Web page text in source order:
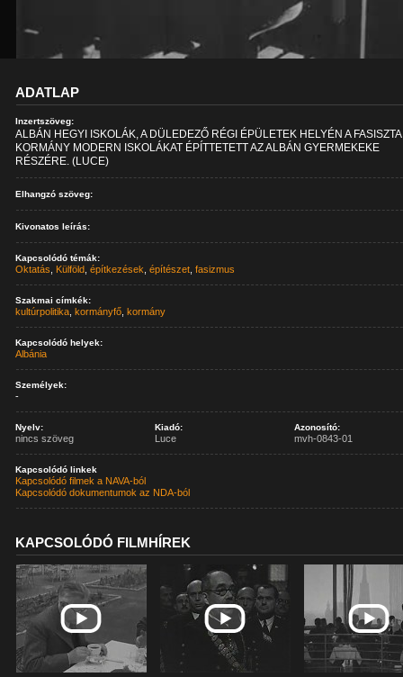
ADATLAP
Inzertszöveg:
ALBÁN HEGYI ISKOLÁK, A DÜLEDEZŐ RÉGI ÉPÜLETEK HELYÉN A FASISZTA
KORMÁNY MODERN ISKOLÁKAT ÉPÍTTETETT AZ ALBÁN GYERMEKEKE
RÉSZÉRE. (LUCE)
Elhangzó szöveg:
Kivonatos leírás:
Kapcsolódó témák:
Oktatás Külföld ,építkezések ,építészet ,fasizmus
Szakmai címkék:
kultúrpolitika ,kormányfő ,kormány
Kapcsolódó helyek:
Albánia
Személyek:
-
Nyelv:
nincs szöveg
Kiadó:
Luce
Azonosító:
mvh-0843-01
Kapcsolódó linkek
Kapcsolódó filmek a NAVA-ból
Kapcsolódó dokumentumok az NDA-ból
KAPCSOLÓDÓ FILMHÍREK